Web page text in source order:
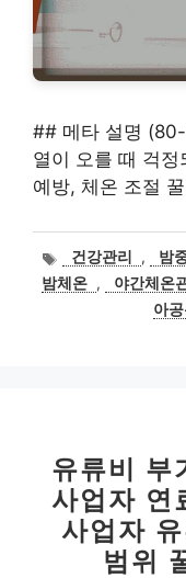
## 메타 설명
열이 오를 때 걱
예방, 체온 조절
태
그
건강관리 , 밤
밤체온 , 야간체온
아
유류비 부
사업자 연
사업자
범위